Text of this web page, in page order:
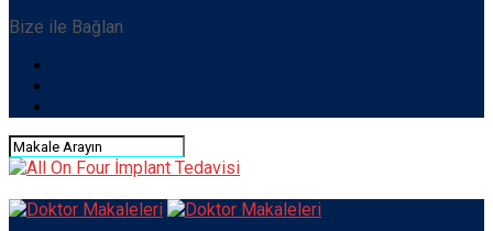
Bize ile Bağlan